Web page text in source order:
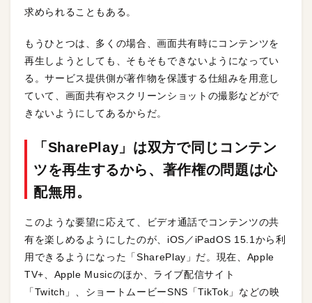
求められることもある。
もうひとつは、多くの場合、画面共有時にコンテンツを
再生しようとしても、そもそもできないようになってい
る。サービス提供側が著作物を保護する仕組みを用意し
ていて、画面共有やスクリーンショットの撮影などがで
きないようにしてあるからだ。
「SharePlay」は双方で同じコンテン
ツを再生するから、著作権の問題は心
配無用。
このような要望に応えて、ビデオ通話でコンテンツの共
有を楽しめるようにしたのが、iOS／iPadOS 15.1から利
用できるようになった「SharePlay」だ。現在、Apple
TV+、Apple Musicのほか、ライブ配信サイト
「Twitch」、ショートムービーSNS「TikTok」などの映